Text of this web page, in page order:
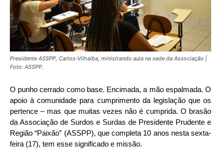
Presidente ASSPP, Carlos-Vilhalba, ministrando aula na sede da Associação |
Foto: ASSPP.
O punho cerrado como base. Encimada, a mão espalmada. O
apoio à comunidade para cumprimento da legislação que os
pertence – mas que muitas vezes não é cumprida. O brasão
da Associação de Surdos e Surdas de Presidente Prudente e
Região “Paixão” (ASSPP), que completa 10 anos nesta sexta-
feira (17), tem esse significado e missão.